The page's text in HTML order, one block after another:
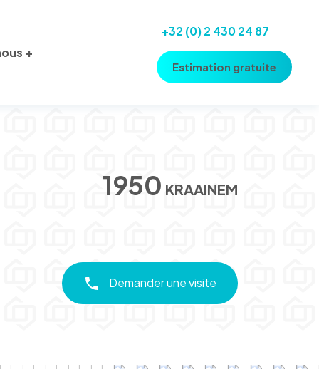
+32 (0) 2 430 24 87
Estimation gratuite
1950 KRAAINEM
Demander une visite